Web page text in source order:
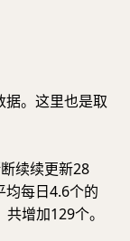
据。这里也是取
续续更新28
均每日4.6个的
增加129个。